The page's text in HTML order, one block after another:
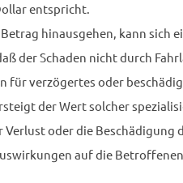
entspricht.
hinausgehen, kann sich
der Schaden nicht durch
für verzögertes oder
der Wert solcher
oder die Beschädigung
auf die